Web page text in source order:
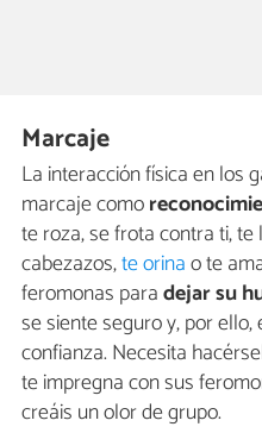
Marcaje
La interacción física en los
marcaje como
te roza, se frota contra ti, te
cabezazos,te orinao te
feromonas paradejar su
se siente seguro y, por
confianza. Necesita
te impregna con sus
creáis un olor de grupo.